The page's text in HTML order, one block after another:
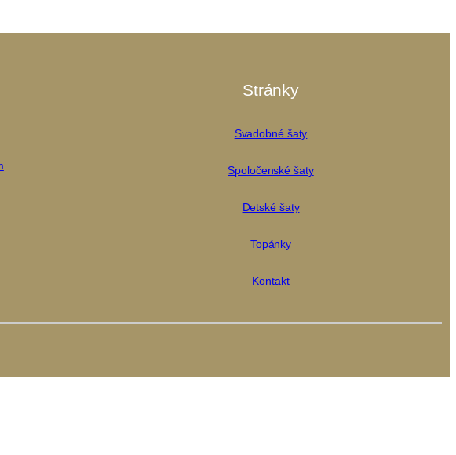
Stránky
Svadobné šaty
Spoločenské šaty
Detské šaty
Topánky
Kontakt